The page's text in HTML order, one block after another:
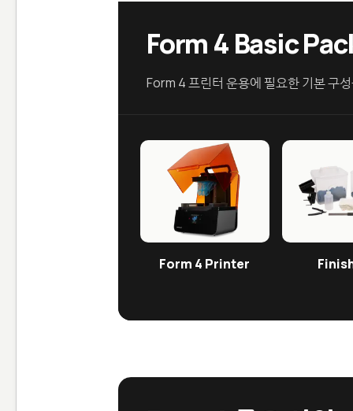
Form 4 Basic
Form 4 프린터 운용에 필요한 기본 구
Form 4 Printer